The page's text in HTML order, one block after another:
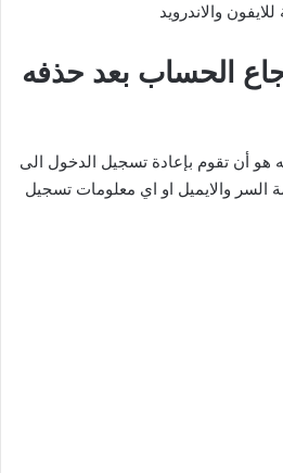
والاندرويد
الحساب بعد حذفه
هو أن تقوم بإعادة تسجيل الدخول الى
والايميل او اي معلومات تسجيل